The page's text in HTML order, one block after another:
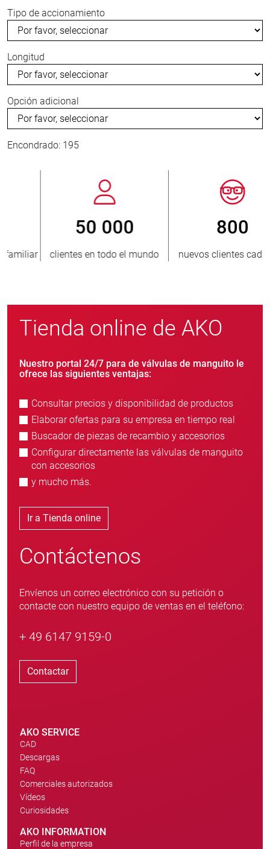
Tipo de accionamiento
Longitud
Opción adicional
Encondrado: 195
800
nuevos clientes cada año
> 3 500 000
unidades vendidas
Tienda online de AKO
Nuestro portal 24/7 para de válvulas de manguito le
ofrece las siguientes ventajas:
Consultar precios y disponibilidad de productos
Elaborar ofertas para su empresa en tiempo real
Buscador de piezas de recambio y accesorios
Configurar directamente las válvulas de manguito
con accesorios
y mucho más.
Ir a Tienda online
Contáctenos
Envíenos un correo electrónico con su petición o
contacte con nuestro equipo de ventas en el teléfono:
+ 49 6147 9159-0
Contactar
AKO SERVICE
CAD
Descargas
FAQ
Comerciales autorizados
Vídeos
Curiosidades
AKO INFORMATION
Perfil de la empresa